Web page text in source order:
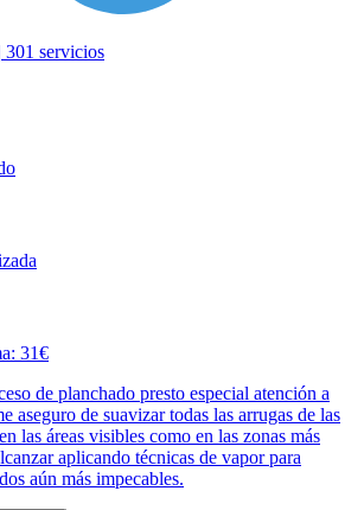
301 servicios
31€
de planchado presto especial atención a
aseguro de suavizar todas las arrugas de las
las áreas visibles como en las zonas más
aplicando técnicas de vapor para
aún más impecables.